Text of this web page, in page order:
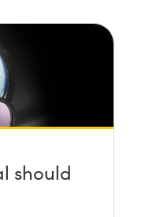
should